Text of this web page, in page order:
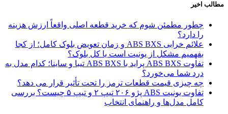
مطالب اخیر
چطور مطمئن شوم که خرید قطعه اصلی واقعاً ارزش هزینه
را دارد؟
علائم خرابی ABS BXS و زمان تعویض بلوک کامل؛ از کجا
بفهمیم مشکل از یونیت است یا کل بلوک؟
تفاوت ABS BXS پراید با ABS BXS تیبا و ساینا؛ کدام مدل به
درد شما می‌خورد؟
چه چیزی قیمت قطعات ترمز را تحت تأثیر قرار می دهد؟
تفاوت یونیت ABS پژو ۲۰۶ تیپ ۲ و تیپ ۵ چیست؟ بررسی
کامل مدل‌ها و راهنمای انتخاب